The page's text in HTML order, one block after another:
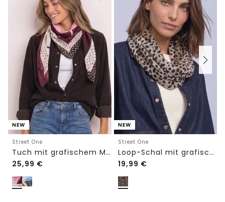
NEW
Street One
Tuch mit grafischem Muster
25,99 €
NEW
Street One
Loop-Schal mit grafischem Muster
19,99 €